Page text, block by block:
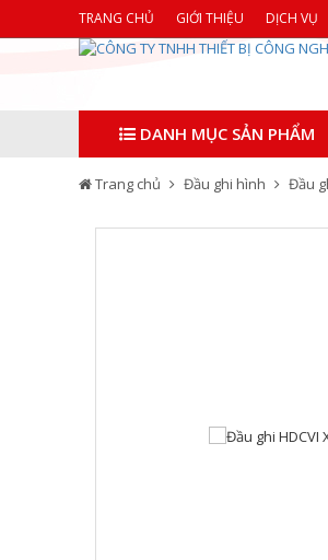
TRANG CHỦ GIỚI THIỆU DỊCH VỤ
DANH MỤC SẢN PHẨM
Trang chủ Đầu ghi hình Đầu